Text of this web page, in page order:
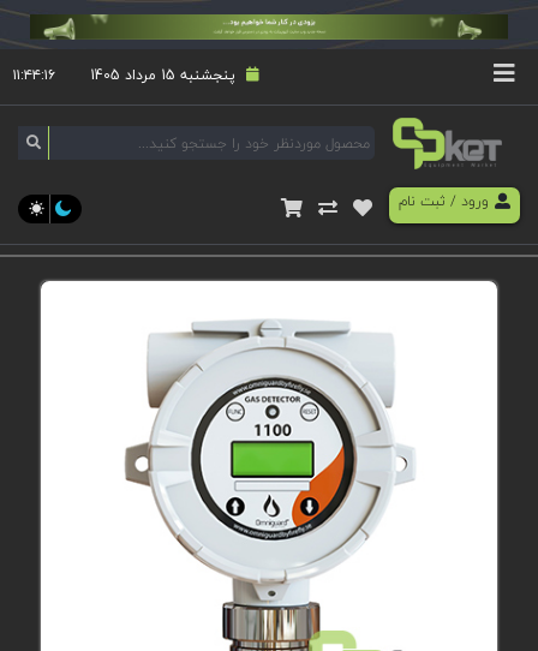
پنجشنبه 15 مرداد 1405 ۱۱:۴۴:۱۶
ورود/ ثبت نام